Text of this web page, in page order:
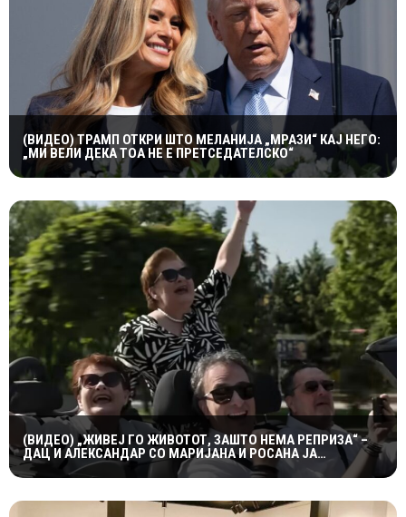
(ВИДЕО) ТРАМП ОТКРИ ШТО МЕЛАНИЈА „МРАЗИ“ КАЈ НЕГО:
„МИ ВЕЛИ ДЕКА ТОА НЕ Е ПРЕТСЕДАТЕЛСКО“
(ВИДЕО) „ЖИВЕЈ ГО ЖИВОТОТ, ЗАШТО НЕМА РЕПРИЗА“ –
ДАЦ И АЛЕКСАНДАР СО МАРИЈАНА И РОСАНА ЈА
ПРЕТСТАВИЈА „ЗАСЕКОГАШ МЛАДИ“